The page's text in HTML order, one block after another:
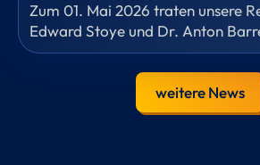
Zum 01. Mai 2026 traten unsere
Edward Stoye und Dr. Anton
die Kanzlei ein.
weitere News